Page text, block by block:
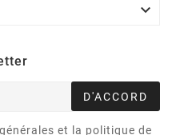

D'ACCORD
et la politique de